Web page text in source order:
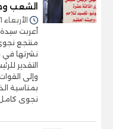
الشعب
الأربعاء 01/يوليو/2026 - 02:50 ص
أعربت
منتجع
نشرتها
التقدير
وإلى
نجوى كامل